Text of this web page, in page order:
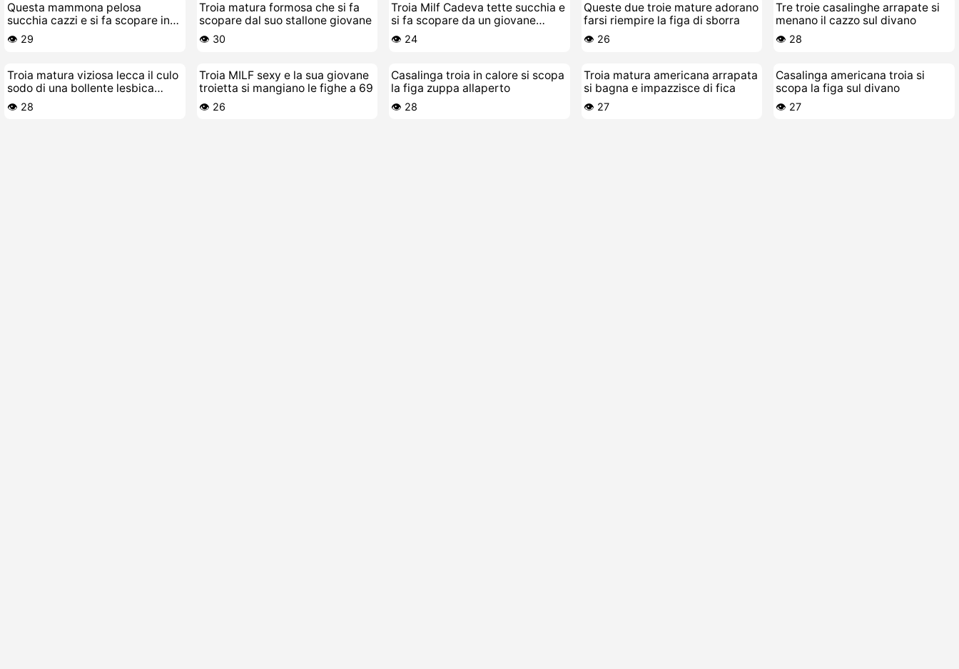
Questa mammona pelosa
succhia cazzi e si fa scopare in
stile POV
👁️ 29
Troia matura formosa che si fa
scopare dal suo stallone giovane
👁️ 30
Troia Milf Cadeva tette succhia e
si fa scopare da un giovane
cazzaro
👁️ 24
Queste due troie mature adorano
farsi riempire la figa di sborra
👁️ 26
Tre troie casalinghe arrapate si
menano il cazzo sul divano
👁️ 28
Troia matura viziosa lecca il culo
sodo di una bollente lesbica
giovane
👁️ 28
Troia MILF sexy e la sua giovane
troietta si mangiano le fighe a 69
👁️ 26
Casalinga troia in calore si scopa
la figa zuppa allaperto
👁️ 28
Troia matura americana arrapata
si bagna e impazzisce di fica
👁️ 27
Casalinga americana troia si
scopa la figa sul divano
👁️ 27